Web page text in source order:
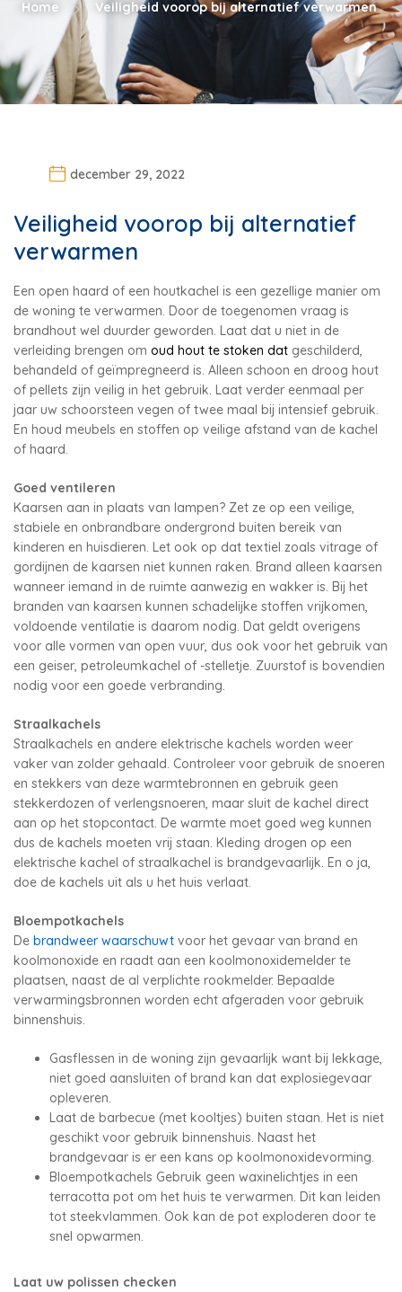
Home Veiligheid voorop bij alternatief verwarmen
december 29, 2022
Veiligheid voorop bij alternatief
verwarmen
Een open haard of een houtkachel is een gezellige manier om
de woning te verwarmen. Door de toegenomen vraag is
brandhout wel duurder geworden. Laat dat u niet in de
verleiding brengen om oud hout te stoken dat geschilderd,
behandeld of geïmpregneerd is. Alleen schoon en droog hout
of pellets zijn veilig in het gebruik. Laat verder eenmaal per
jaar uw schoorsteen vegen of twee maal bij intensief gebruik.
En houd meubels en stoffen op veilige afstand van de kachel
of haard.
Goed ventileren
Kaarsen aan in plaats van lampen? Zet ze op een veilige,
stabiele en onbrandbare ondergrond buiten bereik van
kinderen en huisdieren. Let ook op dat textiel zoals vitrage of
gordijnen de kaarsen niet kunnen raken. Brand alleen kaarsen
wanneer iemand in de ruimte aanwezig en wakker is. Bij het
branden van kaarsen kunnen schadelijke stoffen vrijkomen,
voldoende ventilatie is daarom nodig. Dat geldt overigens
voor alle vormen van open vuur, dus ook voor het gebruik van
een geiser, petroleumkachel of -stelletje. Zuurstof is bovendien
nodig voor een goede verbranding.
Straalkachels
Straalkachels en andere elektrische kachels worden weer
vaker van zolder gehaald. Controleer voor gebruik de snoeren
en stekkers van deze warmtebronnen en gebruik geen
stekkerdozen of verlengsnoeren, maar sluit de kachel direct
aan op het stopcontact. De warmte moet goed weg kunnen
dus de kachels moeten vrij staan. Kleding drogen op een
elektrische kachel of straalkachel is brandgevaarlijk. En o ja,
doe de kachels uit als u het huis verlaat.
Bloempotkachels
De brandweer waarschuwt voor het gevaar van brand en
koolmonoxide en raadt aan een koolmonoxidemelder te
plaatsen, naast de al verplichte rookmelder. Bepaalde
verwarmingsbronnen worden echt afgeraden voor gebruik
binnenshuis.
Gasflessen in de woning zijn gevaarlijk want bij lekkage,
niet goed aansluiten of brand kan dat explosiegevaar
opleveren.
Laat de barbecue (met kooltjes) buiten staan. Het is niet
geschikt voor gebruik binnenshuis. Naast het
brandgevaar is er een kans op koolmonoxidevorming.
Bloempotkachels Gebruik geen waxinelichtjes in een
terracotta pot om het huis te verwarmen. Dit kan leiden
tot steekvlammen. Ook kan de pot exploderen door te
snel opwarmen.
Laat uw polissen checken